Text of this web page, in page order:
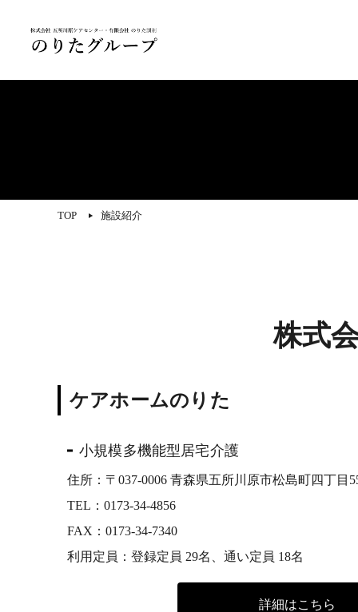
TOP 施設紹介
株式
ケアホームのりた
小規模多機能型居宅介護
住所：〒037-0006 青森県五所川原市松島町四丁目
TEL： 0173-34-4856
FAX：0173-34-7340
利用定員：登録定員 29名、通い定員 18名
詳細はこちら